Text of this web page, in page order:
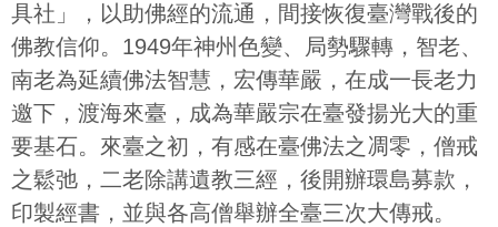
具社」，以助佛經的流通，間接恢復臺灣戰後的
佛教信仰。1949年神州色變、局勢驟轉，智老、
南老為延續佛法智慧，宏傳華嚴，在成一長老力
邀下，渡海來臺，成為華嚴宗在臺發揚光大的重
要基石。來臺之初，有感在臺佛法之凋零，僧戒
之鬆弛，二老除講遺教三經，後開辦環島募款，
印製經書，並與各高僧舉辦全臺三次大傳戒。